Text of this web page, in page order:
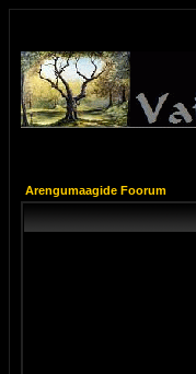
Arengumaagide Foorum